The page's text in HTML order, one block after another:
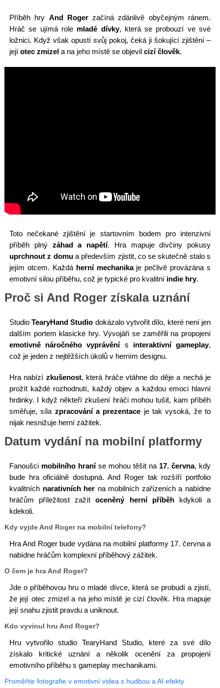
Příběh hry And Rogerzačíná zdánlivě obyčejným ránem.
Hráč se ujímá role mladé dívky, která se probouzí ve své
ložnici. Když však opustí svůj pokoj, čeká ji šokující zjištění –
její otec zmizela na jeho místě se objevil cizí člověk.
Toto nečekané zjištění je startovním bodem pro intenzivní
příběh plný záhad a napětí. Hra mapuje dívčiny pokusy
uprchnout z domua především zjistit, co se skutečně stalo s
jejím otcem. Každá herní mechanikaje pečlivě provázána s
emotivní silou příběhu, což je typické pro kvalitní indie hry.
Proč si And Roger získala uznání
StudioTearyHand Studio dokázalo vytvořit dílo, které není jen
dalším portem klasické hry. Vývojáři se zaměřili na propojení
emotivně náročného vyprávěnís interaktivní gameplay,
což je jeden z nejtěžších úkolů v herním designu.
Hra nabízí zkušenost, která hráče vtáhne do děje a nechá je
prožít každé rozhodnutí, každý objev a každou emoci hlavní
hrdinky. I když někteří zkušení hráči mohou tušit, kam příběh
směřuje, síla zpracování a prezentace je tak vysoká, že to
nijak nesnižuje herní zážitek.
Datum vydání na mobilní platformy
Fanoušci mobilního hraníse mohou těšit na 17. června, kdy
bude hra oficiálně dostupná. And Roger tak rozšíří portfolio
kvalitních narativních her na mobilních zařízeních a nabídne
hráčům příležitost zažítoceněný herní příběhkdykoli a
kdekoli.
Kdy vyjde And Roger na mobilní telefony?
Hra And Roger bude vydána na mobilní platformy 17. června a
nabídne hráčům komplexní příběhový zážitek.
O čem je hra And Roger?
Jde o příběhovou hru o mladé dívce, která se probudí a zjistí,
že její otec zmizel a na jeho místě je cizí člověk. Hra mapuje
její snahu zjistit pravdu a uniknout.
Kdo vyvinul hru And Roger?
Hru vytvořilo studio TearyHand Studio, které za své dílo
získalo kritické uznání a několik ocenění za propojení
emotivního příběhu s gameplay mechanikami.
Proměňte fotografie v emotivní videa s hudbou a AI efekty